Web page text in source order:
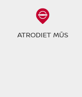
ATRODIET MŪS